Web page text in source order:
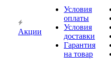
Акции
Условия
оплаты
Условия
доставки
Гарантия
на товар